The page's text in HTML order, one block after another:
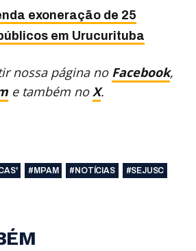
exoneração de 25
em Urucurituba
nossa página no Facebook,
e também noX.
#MPAM #NOTÍCIAS #SEJUSC